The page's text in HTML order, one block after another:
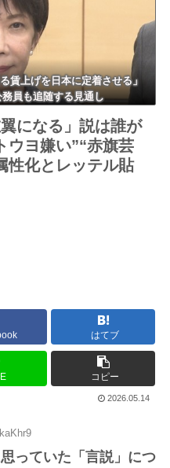
賃上げを日本に定着させる」
員も追随する見通し
になる」説は誰が
ヨ嫌い”“赤旗芸
性化とレッテル貼
はてブ
コピー
2026.05.14
っていた「言説」につ